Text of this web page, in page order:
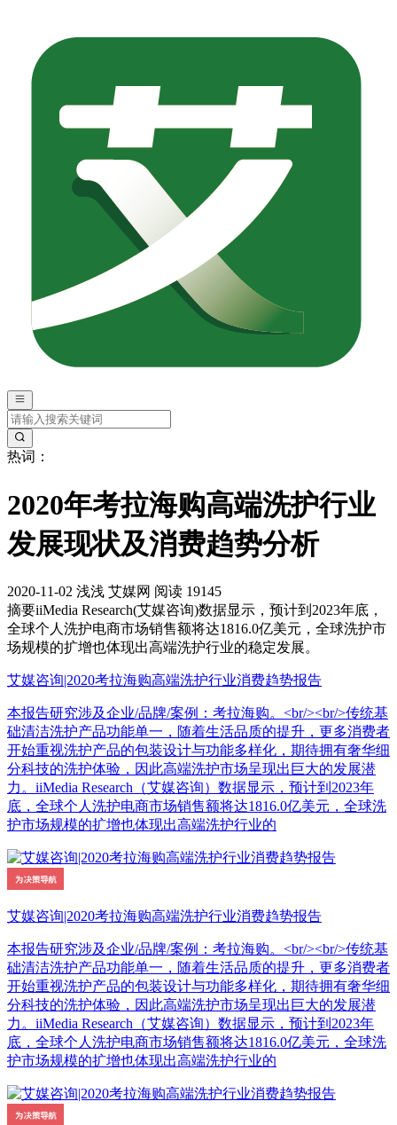
热词：
2020年考拉海购高端洗护行业
发展现状及消费趋势分析
2020-11-02 浅浅 艾媒网 阅读 19145
摘要iiMedia Research(艾媒咨询)数据显示，预计到2023年底，
全球个人洗护电商市场销售额将达1816.0亿美元，全球洗护市
场规模的扩增也体现出高端洗护行业的稳定发展。
艾媒咨询|2020考拉海购高端洗护行业消费趋势报告
本报告研究涉及企业/品牌/案例：考拉海购。<br/><br/>传统基
础清洁洗护产品功能单一，随着生活品质的提升，更多消费者
开始重视洗护产品的包装设计与功能多样化，期待拥有奢华细
分科技的洗护体验，因此高端洗护市场呈现出巨大的发展潜
力。iiMedia Research（艾媒咨询）数据显示，预计到2023年
底，全球个人洗护电商市场销售额将达1816.0亿美元，全球洗
护市场规模的扩增也体现出高端洗护行业的
艾媒咨询|2020考拉海购高端洗护行业消费趋势报告
本报告研究涉及企业/品牌/案例：考拉海购。<br/><br/>传统基
础清洁洗护产品功能单一，随着生活品质的提升，更多消费者
开始重视洗护产品的包装设计与功能多样化，期待拥有奢华细
分科技的洗护体验，因此高端洗护市场呈现出巨大的发展潜
力。iiMedia Research（艾媒咨询）数据显示，预计到2023年
底，全球个人洗护电商市场销售额将达1816.0亿美元，全球洗
护市场规模的扩增也体现出高端洗护行业的